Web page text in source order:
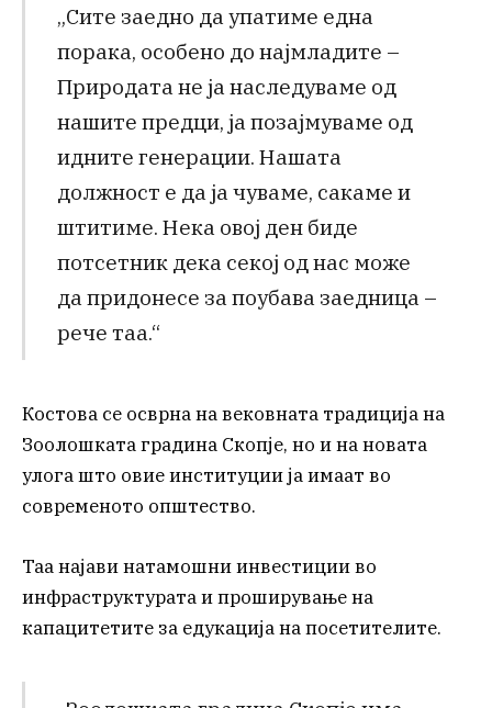
„Сите заедно да упатиме една
порака, особено до најмладите –
Природата не ја наследуваме од
нашите предци, ја позајмуваме од
идните генерации. Нашата
должност е да ја чуваме, сакаме и
штитиме. Нека овој ден биде
потсетник дека секој од нас може
да придонесе за поубава заедница –
рече таа.“
Костова се осврна на вековната традиција на
Зоолошката градина Скопје, но и на новата
улога што овие институции ја имаат во
современото општество.
Таа најави натамошни инвестиции во
инфраструктурата и проширување на
капацитетите за едукација на посетителите.